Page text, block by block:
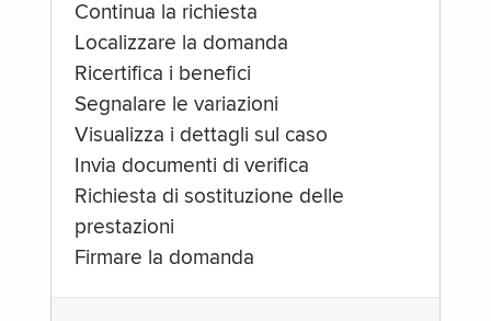
Continua la richiesta
Localizzare la domanda
Ricertifica i benefici
Segnalare le variazioni
Visualizza i dettagli sul caso
Invia documenti di verifica
Richiesta di sostituzione delle
prestazioni
Firmare la domanda